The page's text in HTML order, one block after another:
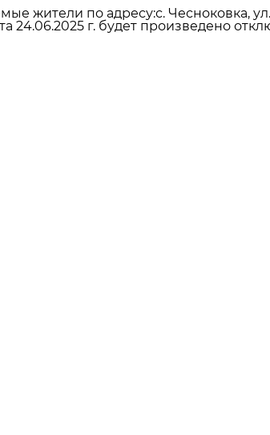
жители по адресу:с. Чесноковка,
24.06.2025 г. будет произведено